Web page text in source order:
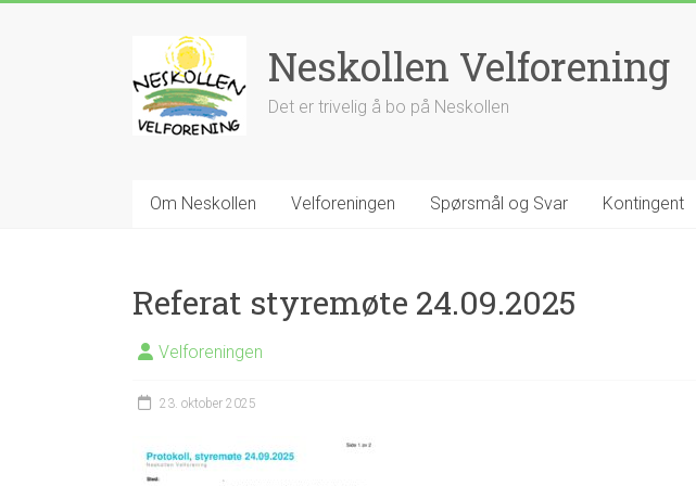
Neskollen Velforening
Det er trivelig å bo på Neskollen
Om Neskollen Velforeningen Spørsmål og Svar Kontingent
Referat styremøte 24.09.2025
Velforeningen
23. oktober 2025